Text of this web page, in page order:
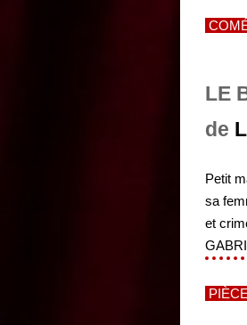
LE
de
Petit
sa
et